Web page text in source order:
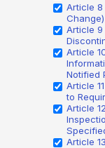
Article
Change)
Article
Article
Notified
Article
to
Article
Article